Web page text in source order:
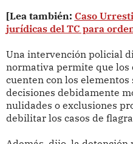
[Lea también: Caso
jurídicas del TC para
Una intervención policial
normativa permite que los
cuenten con los
decisiones debidamente
nulidades o exclusiones
debilitar los casos de